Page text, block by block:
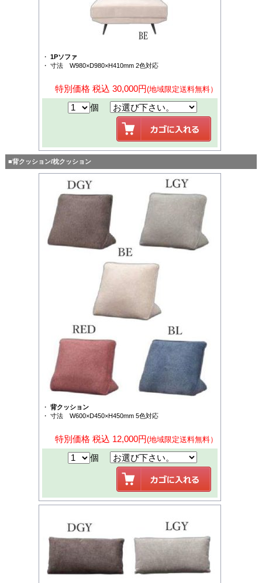
・1Pソファ
・ 寸法 W980×D980×H410mm 2色対応
特別価格 税込 30,000円(地域限定送料無料）
個
■背クッション/枕クッション
・背クッション
・ 寸法 W600×D450×H450mm 5色対応
特別価格 税込 12,000円(地域限定送料無料）
個